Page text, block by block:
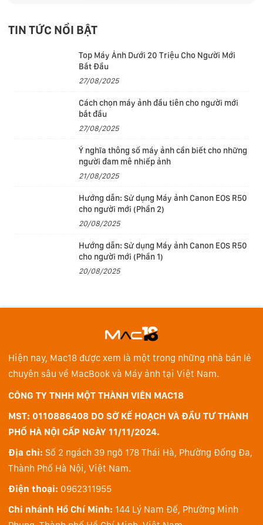
cùng độ sáng cao lên đến 400 nits, có chế độ hạn chế
ánh sáng xanh bảo vệ mắt
• Có cảm biến vân tay 1 chạm nút nguồn, và bảo mật
riêng tư tốt hơn
• Trang bị nhiều cổng kết nối hiện đại như Thunderbolt
4 Type-C, HDMI, cổng mạng LAN, USB-A siêu tốc, Jack
tai nghe giúp người dùng kết nối với nhiều thiết bị
khác nhau. Đi kèm Wifi 6E, Bluetooth 5.3 băng thông
• Pin lâu 5/7 giờ sử dụng, hỗ trợ sạc nhanh chỉ 60 phút
► Thiết kế thanh lịch chuẩn Doanh nhân cao cấp
TIN TỨC NỔI BẬT
Top Máy Ảnh Dưới 20 Triệu Cho Người Mới
Bắt Đầu
27/08/2025
Cách chọn máy ảnh đầu tiên cho người mới
bắt đầu
27/08/2025
Ý nghĩa thông số máy ảnh cần biết cho những
người đam mê nhiếp ảnh
21/08/2025
Hướng dẫn: Sử dụng Máy ảnh Canon EOS R50
cho người mới (Phần 2)
20/08/2025
Hướng dẫn: Sử dụng Máy ảnh Canon EOS R50
cho người mới (Phần 1)
20/08/2025
Hiện nay, Mac18 được xem là một trong những nhà bán lẻ
chuyên sâu về MacBook và Máy ảnh tại Việt Nam.
CÔNG TY TNHH MỘT THÀNH VIÊN MAC18
MST: 0110886408 DO SỞ KẾ HOẠCH VÀ ĐẦU TƯ THÀNH
PHỐ HÀ NỘI CẤP NGÀY 11/11/2024.
Địa chỉ: Số 2 ngách 39 ngõ 178 Thái Hà, Phường Đống Đa,
Thành Phố Hà Nội, Việt Nam.
Điện thoại: 0962311955
Chi nhánh Hồ Chí Minh: 144 Lý Nam Đế, Phường Minh